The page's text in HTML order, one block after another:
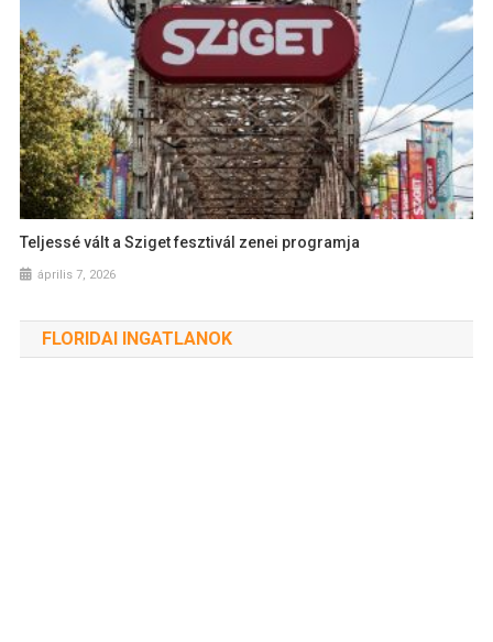
Teljessé vált a Sziget fesztivál zenei programja
április 7, 2026
FLORIDAI INGATLANOK